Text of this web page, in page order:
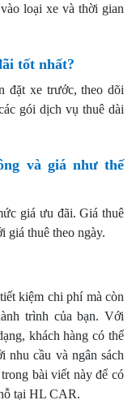
loại xe và thời gian
tốt nhất?
đặt xe trước, theo dõi
gói dịch vụ thuê dài
và giá như thế
giá ưu đãi. Giá thuê
giá thuê theo ngày.
kiệm chi phí mà còn
trình của bạn. Với
khách hàng có thể
nhu cầu và ngân sách
bài viết này để có
tại HL CAR.